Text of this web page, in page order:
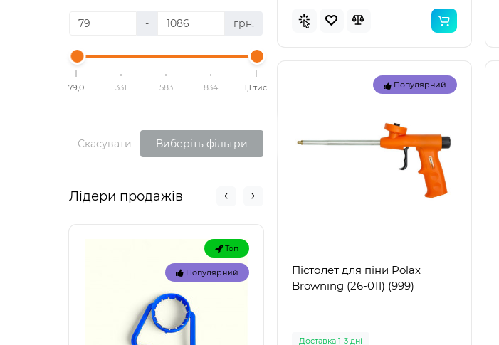
- грн.
79,0 331 583 834 1,1 тис.
Скасувати Виберіть фільтри
Лідери продажів
Топ
Популярний Популярний
Популярний
Пістолет для піни Polax
Browning (26-011) (999)
Доставка 1-3 дні